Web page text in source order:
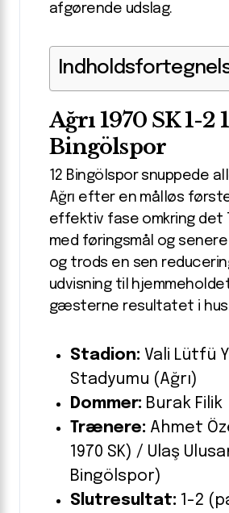
afgørende udslag.
Ağrı 1970 SK 1-2
Bingölspor
12 Bingölspor snuppede
Ağrı efter en målløs
effektiv fase omkring det
med føringsmål og senere
og trods en sen
udvisning til
gæsterne resultatet i
Stadion: Vali Lütfü
Stadyumu (Ağrı)
Dommer: Burak Filik
Trænere: Ahmet
1970 SK) / Ulaş
Bingölspor)
Slutresultat: 1-2